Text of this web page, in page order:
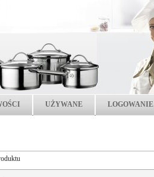
UŻYWANE LOGOWANIE